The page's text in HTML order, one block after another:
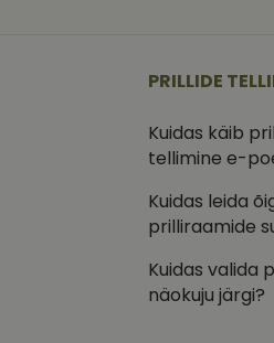
PRILLIDE
Kuidas käib
tellimine e-
Kuidas leida
prilliraamide
Kuidas valida
näokuju järgi?